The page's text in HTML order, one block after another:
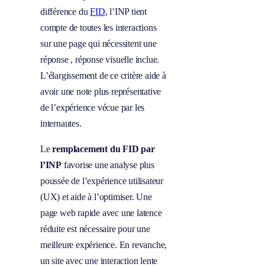
différence duFID, l’INP tient
compte de toutes les interactions
sur une page qui nécessitent une
réponse , réponse visuelle inclue.
L’élargissement de ce critère aide à
avoir une note plus représentative
de l’expérience vécue par les
internautes.
Leremplacement du FID par
l’INPfavorise une analyse plus
poussée de l’expérience utilisateur
(UX) et aide à l’optimiser. Une
page web rapide avec une latence
réduite est nécessaire pour une
meilleure expérience. En revanche,
un site avec une interaction lente